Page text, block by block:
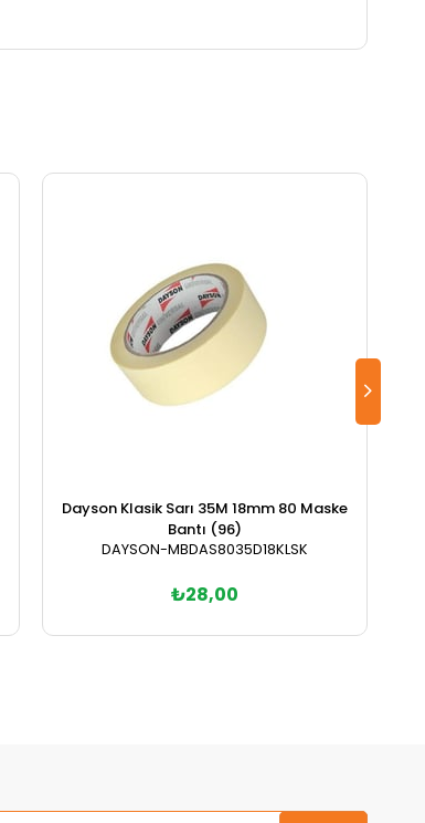
Dayson Klasik Sarı 35M 18mm 80 Maske
Bantı (96)
DAYSON-MBDAS8035D18KLSK
₺28,00